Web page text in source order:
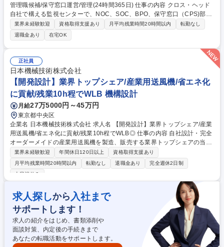
管理職候補/保守窓口運営/管理(24時間365日) 仕事の内容 クロス・ヘッド
自社で構える監視センターで、NOC、SOC、BPO、保守窓口（CPS)部隊
が連携して24時間365日サービスを提供しています。 【業務内容】■各種
ネットワーク機器のハードウェア保守対応（電話・メール）：・障害受付
業務・障害切り分け・お客様とのオンサイト調整等 ■機器検査作業：・障
害機検査・RMA品検査・障害再現試験等 ■各種マニュアル作成/修正作業 ■
新規保守製品および、新規保守案件受け入れ調整：・スキーム/フロー作成
・実機検証 ・作業手順書作成 募集職種 【301】 運用監視スペシャリスト/
管理職候補/保守窓口運営/管理(24時間365日)
業界未経験歓迎 資格取得支援あり 月平均残業時間20時間以内
転勤なし
退職金あり
在宅OK
正社員
日本機械技術株式会社
【開発設計】業界トップシェア/産業用送風機/省エネ化
に貢献/残業10h程でWLB 機構設計
月給27万5000円～45万円
東京都中央区
企業名 日本機械技術株式会社 求人名 【開発設計】業界トップシェア/産業
用送風機/省エネ化に貢献/残業10h程でWLB◎ 仕事の内容 自社設計・完全
オーダーメイドの産業用送風機を製造、販売する業界トップシェアの当社
で、開発設計、見積選定等をご担当いただきます。案件は中長期にわたり
じっくり向き合っていただきます。 【業務について】受注前の依頼に対
し、営業と連携しながら以下業務を行います。 ■最適な送風機の選定 ■見
顧客の予算や仕様の調整 ■購入品の業者への見積り業務 【扱う製品】業界
トップクラス最高効率88％！既存のものと置換えることで10～30%の電
力削減を可能。年間数百～数千、また億単位の電気代削減を可能にしま
す。 募集職種 【開発設計】業界トップシェア/産業用送風機/省エネ化に貢
献/残業10h程でWLB◎
業界未経験歓迎 年間休日120日以上
資格取得支援あり
月平均残業時間20時間以内
転勤なし 退職金あり
完全週休2日制
土日祝休み
求人探しから 入社まで
サポートします！
求人の紹介をはじめ、書類添削や
面談対策、内定後の手続きまで
あなたの転職活動をサポートします。